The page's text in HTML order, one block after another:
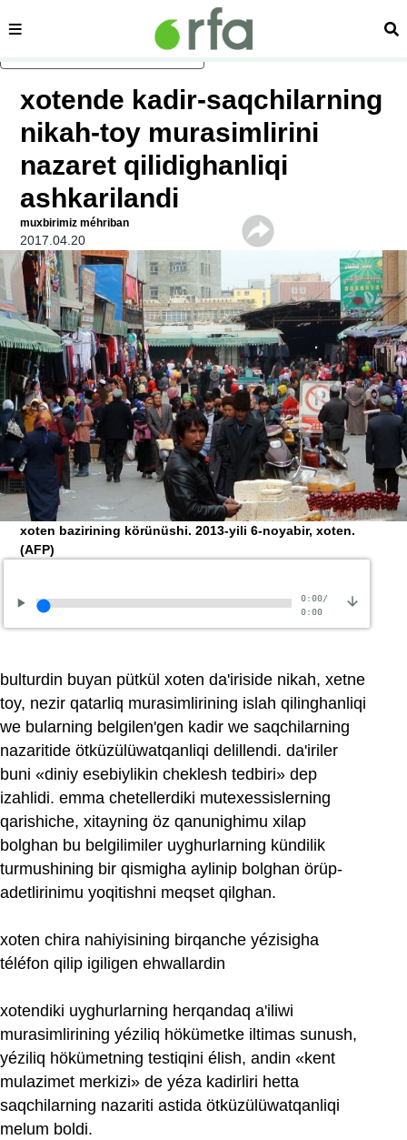
asasliq mezmungha atlang
sehipe
xotende kadir-saqchilarning
nikah-toy murasimlirini
nazaret qilidighanliqi
ashkarilandi
muxbirimiz méhriban
2017.04.20
xoten bazirining körünüshi. 2013-yili 6-noyabir, xoten.
(AFP)
0:00/
0:00
bulturdin buyan pütkül xoten da'iriside nikah, xetne
toy, nezir qatarliq murasimlirining islah qilinghanliqi
we bularning belgilen'gen kadir we saqchilarning
nazaritide ötküzülüwatqanliqi delillendi. da'iriler
buni «diniy esebiylikin cheklesh tedbiri» dep
izahlidi. emma chetellerdiki mutexessislerning
qarishiche, xitayning öz qanunighimu xilap
bolghan bu belgilimiler uyghurlarning kündilik
turmushining bir qismigha aylinip bolghan örüp-
adetlirinimu yoqitishni meqset qilghan.
xoten chira nahiyisining birqanche yézisigha
téléfon qilip igiligen ehwallardin
xotendiki uyghurlarning herqandaq a'iliwi
murasimlirining yéziliq hökümetke iltimas sunush,
yéziliq hökümetning testiqini élish, andin «kent
mulazimet merkizi» de yéza kadirliri hetta
saqchilarning nazariti astida ötküzülüwatqanliqi
melum boldi.